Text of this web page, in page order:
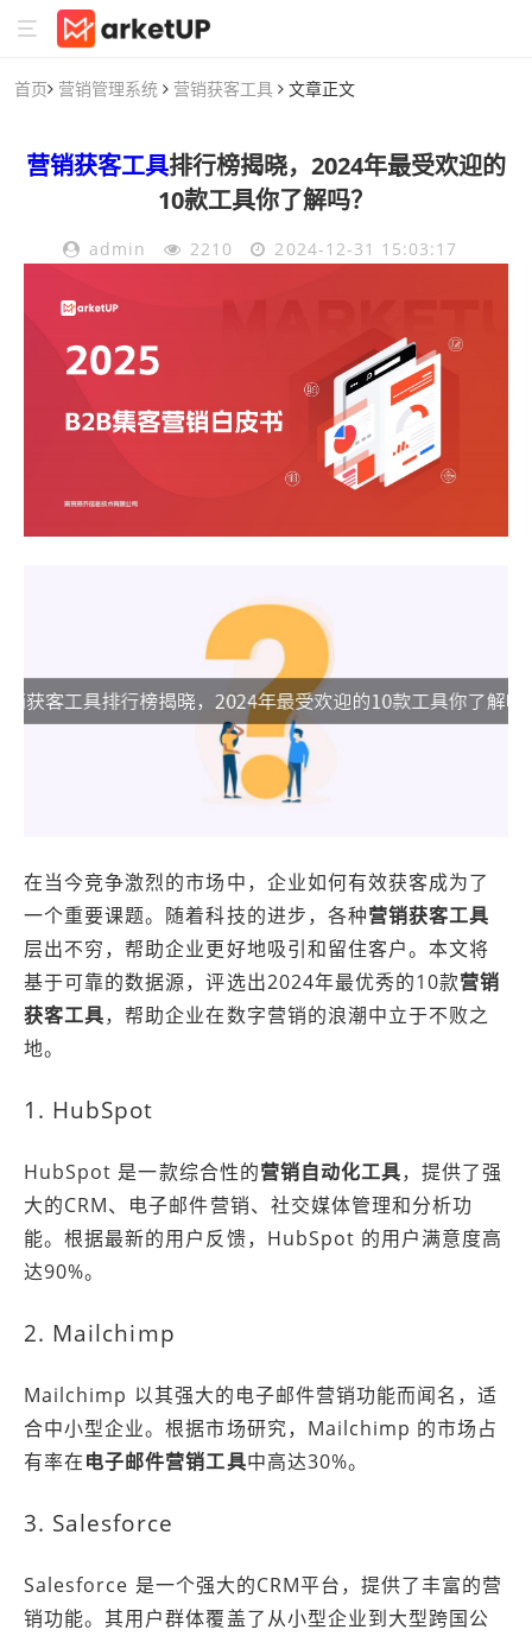
首页 营销管理系统 营销获客工具 文章正文
营销获客工具排行榜揭晓，2024年最受欢迎的
10款工具你了解吗？
admin 2210 2024-12-31 15:03:17
在当今竞争激烈的市场中，企业如何有效获客成为了
一个重要课题。随着科技的进步，各种营销获客工具
层出不穷，帮助企业更好地吸引和留住客户。本文将
基于可靠的数据源，评选出2024年最优秀的10款营销
获客工具，帮助企业在数字营销的浪潮中立于不败之
地。
1. HubSpot
HubSpot 是一款综合性的营销自动化工具，提供了强
大的CRM、电子邮件营销、社交媒体管理和分析功
能。根据最新的用户反馈，HubSpot 的用户满意度高
达90%。
2. Mailchimp
Mailchimp 以其强大的电子邮件营销功能而闻名，适
合中小型企业。根据市场研究，Mailchimp 的市场占
有率在电子邮件营销工具中高达30%。
3. Salesforce
Salesforce 是一个强大的CRM平台，提供了丰富的营
销功能。其用户群体覆盖了从小型企业到大型跨国公